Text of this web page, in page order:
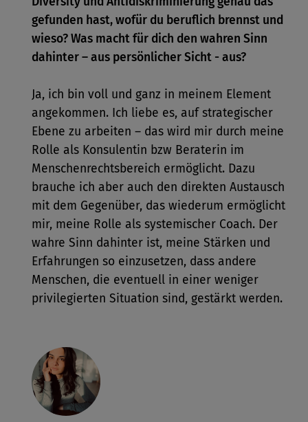
gefunden hast, wofür du beruflich brennst und
wieso? Was macht für dich den wahren Sinn
dahinter – aus persönlicher Sicht - aus?
Ja, ich bin voll und ganz in meinem Element
angekommen. Ich liebe es, auf strategischer
Ebene zu arbeiten – das wird mir durch meine
Rolle als Konsulentin bzw Beraterin im
Menschenrechtsbereich ermöglicht. Dazu
brauche ich aber auch den direkten Austausch
mit dem Gegenüber, das wiederum ermöglicht
mir, meine Rolle als systemischer Coach. Der
wahre Sinn dahinter ist, meine Stärken und
Erfahrungen so einzusetzen, dass andere
Menschen, die eventuell in einer weniger
privilegierten Situation sind, gestärkt werden.